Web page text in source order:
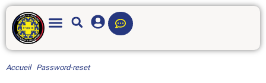
Accueil Password-reset